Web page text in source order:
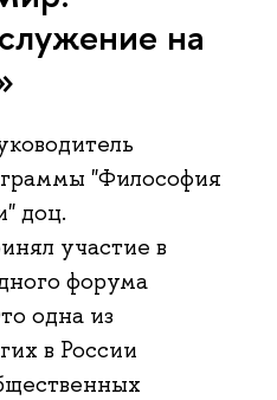
на
"Философия
доц.
участие в
форума
одна из
в России